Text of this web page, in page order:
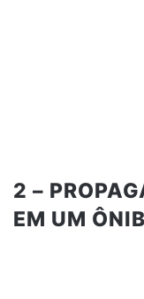
2 –
EM UM